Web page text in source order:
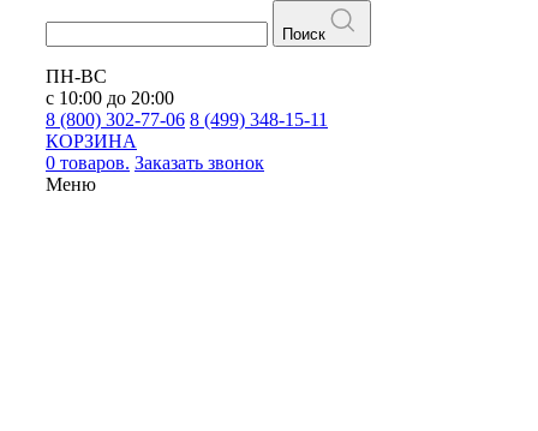
Поиск
ПН-ВС
с 10:00 до 20:00
8 (800) 302-77-06 8 (499) 348-15-11
КОРЗИНА
0 товаров. Заказать звонок
Меню